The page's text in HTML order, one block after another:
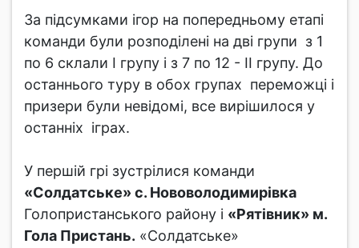
За підсумками ігор на попередньому етапі
команди були розподілені на дві групи з 1
по 6 склали I групу і з 7 по 12 - II групу. До
останнього туру в обох групах переможці і
призери були невідомі, все вирішилося у
останніх іграх.
У першій грі зустрілися команди
«Солдатське» с. Нововолодимирівка
Голопристанського району і «Рятівник» м.
Гола Пристань. «Солдатське»